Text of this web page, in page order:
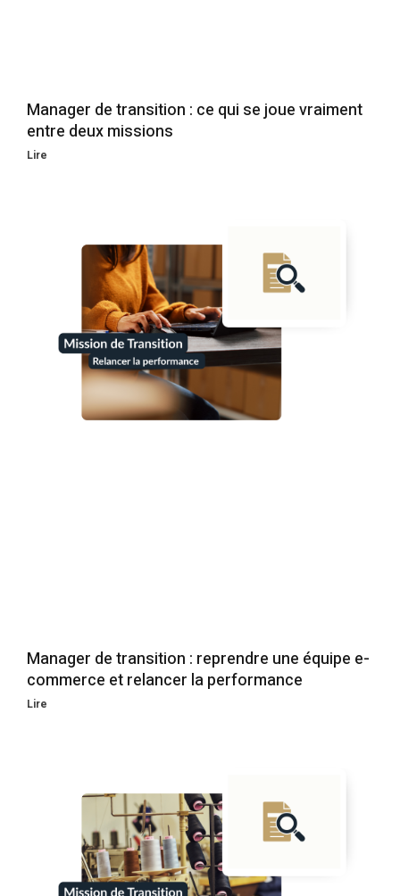
Manager de transition : ce qui se joue vraiment
entre deux missions
Lire
Manager de transition : reprendre une équipe e-
commerce et relancer la performance
Lire